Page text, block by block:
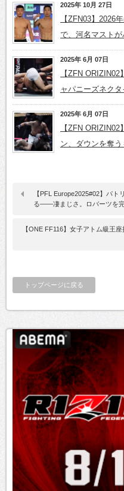
2025年 10月 27日
【ZFN03】2026
で、河名マスト
2025年 6月 07日
【ZFN
ャパニーズネク
2025年 6月 07日
【ZFN
ン、ダウンを奪
【PFL Europe2025#02】パ
る――凄まじさ。ロバーツを
【ONE FF116】女子アトム級王
トップページに戻る